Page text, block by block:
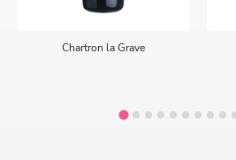
Chartron la Grave